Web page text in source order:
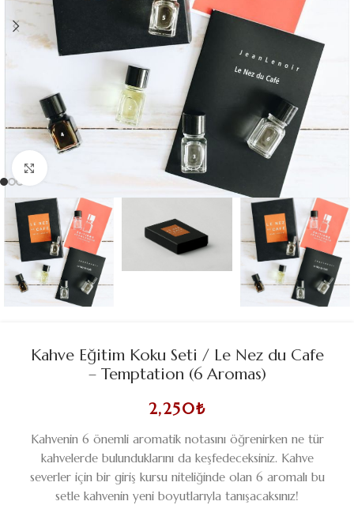
Kahve Eğitim Koku Seti / Le Nez du Cafe
– Temptation (6 Aromas)
2,250₺
Kahvenin 6 önemli aromatik notasını öğrenirken ne tür
kahvelerde bulunduklarını da keşfedeceksiniz. Kahve
severler için bir giriş kursu niteliğinde olan 6 aromalı bu
setle kahvenin yeni boyutlarıyla tanışacaksınız!